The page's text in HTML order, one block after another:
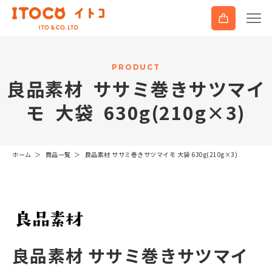
P R O D U C T
良品素材 ササミ巻きサツマイ
モ 大袋 630g(210g×3)
ホーム 商品一覧 良品素材 ササミ巻きサツマイモ 大袋 630g(210g×3)
良品素材 ササミ巻きサツマイ